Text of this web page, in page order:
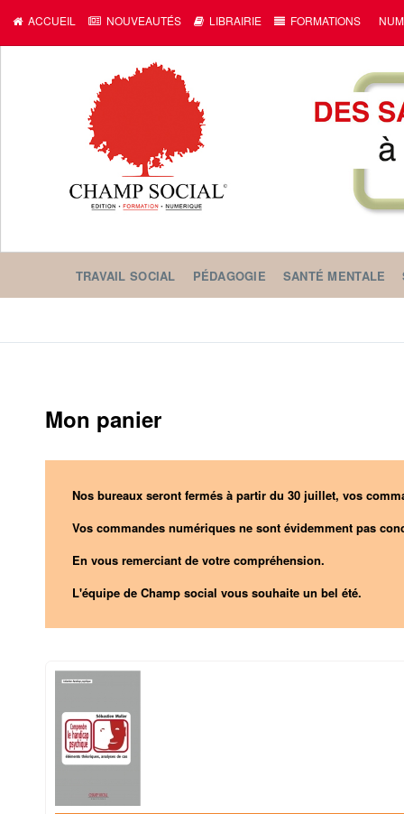
ACCUEIL NOUVEAUTÉS LIBRAIRIE FORMATIONS
TRAVAIL SOCIAL PÉDAGOGIE SANTÉ MENTALE
Mon panier
Nos bureaux seront fermés à partir du 30 juillet, vos
Vos commandes numériques ne sont évidemment pas
En vous remerciant de votre compréhension.
L'équipe de Champ social vous souhaite un bel été.